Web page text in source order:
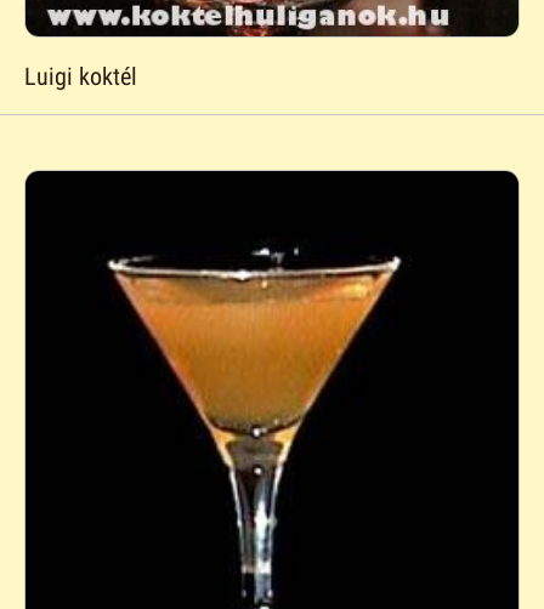
Luigi koktél